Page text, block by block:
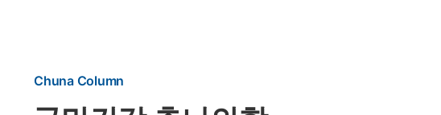
Chuna Column